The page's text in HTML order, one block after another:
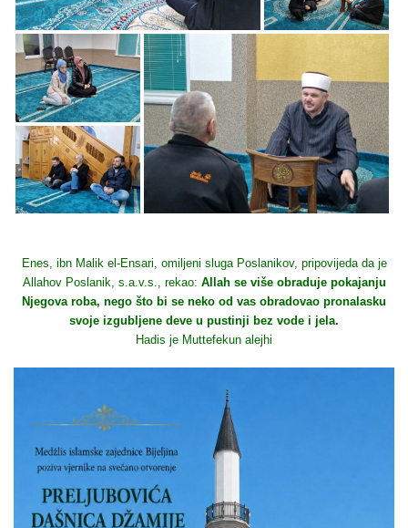
Enes, ibn Malik el-Ensari, omiljeni sluga Poslanikov, pripovijeda da je
Allahov Poslanik, s.a.v.s., rekao: Allah se više obraduje pokajanju
Njegova roba, nego što bi se neko od vas obradovao pronalasku
svoje izgubljene deve u pustinji bez vode i jela.
Hadis je Muttefekun alejhi